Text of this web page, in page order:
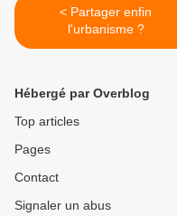
< Partager enfin
l'urbanisme ?
Hébergé par Overblog
Top articles
Pages
Contact
Signaler un abus